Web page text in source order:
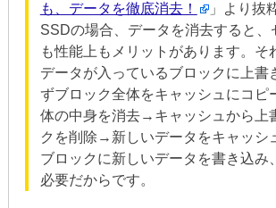
も、データを徹底消去！
」より抜
SSDの場合、データを消去すると、
も性能上もメリットがあります。そ
データが入っているブロックに上書
ずブロック全体をキャッシュにコ
体の中身を消去→キャッシュから上
クを削除→新しいデータをキャッシ
ブロックに新しいデータを書き込み
必要だからです。